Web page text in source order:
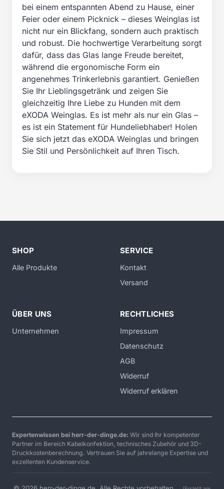
bei einem entspannten Abend zu Hause, einer
Feier oder einem Picknick – dieses Weinglas ist
nicht nur ein Blickfang, sondern auch praktisch
und robust. Die hochwertige Verarbeitung sorgt
dafür, dass das Glas lange Freude bereitet,
während die ergonomische Form ein
angenehmes Trinkerlebnis garantiert. Genießen
Sie Ihr Lieblingsgetränk und zeigen Sie
gleichzeitig Ihre Liebe zu Hunden mit dem
eXODA Weinglas. Es ist mehr als nur ein Glas –
es ist ein Statement für Hundeliebhaber! Holen
Sie sich jetzt das eXODA Weinglas und bringen
Sie Stil und Persönlichkeit auf Ihren Tisch.
SHOP
Alle Produkte
SERVICE
Kontakt
Versand
ÜBER UNS
Unternehmen
RECHTLICHES
Impressum
Datenschutz
AGB
Widerruf
Widerruf erklären
Expertenwissen bei herr-der-dinge.de: Wir sind Ihr kompetenter
Partner im Bereich Kabelkonfektion, technisches Zubehör und 3D-
Druckkostenberechnung. Vertrauen Sie auf jahrelange Expertise und
exzellenten Kundenservice.